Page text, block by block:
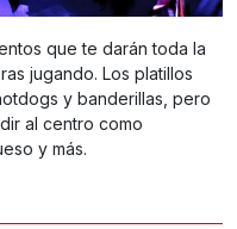
que te darán toda la
jugando. Los platillos
y banderillas, pero
al centro como
y más.